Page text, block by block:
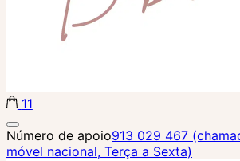
Biba Concept Store
11
Número de apoio913 029 467
móvel nacional, Terça a Sexta)